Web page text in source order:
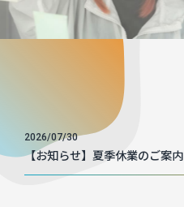
2026/07/30
【お知らせ】夏季休業のご案内